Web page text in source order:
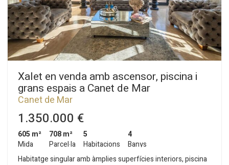
Xalet en venda amb ascensor, piscina i
grans espais a Canet de Mar
Canet de Mar
1.350.000 €
605 m²
Mida
708 m²
Parcel·la
5
Habitacions
4
Banys
Habitatge singular amb àmplies superfícies interiors, piscina